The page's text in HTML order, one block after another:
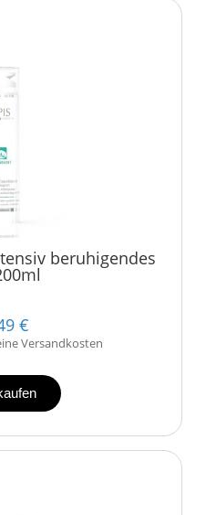
beruhigendes
€
Versandkosten